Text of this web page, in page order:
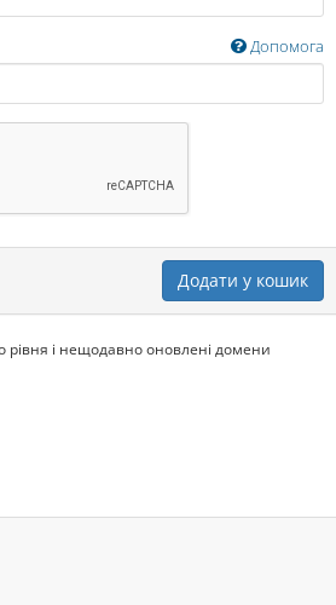
Допомога
Додати у кошик
і нещодавно оновлені домени